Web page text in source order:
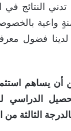
النتائج في
واعية
لدينا فضول
يساهم
الدراسي
الثالثة من